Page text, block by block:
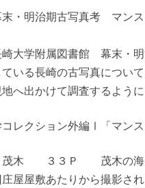
末・明治期古写真考 マン
崎大学附属図書館 幕末・
いる長崎の古写真につい
へ出かけて調査するように
レクション外編Ⅰ「マンス
木 ３３Ｐ 茂木の海
屋屋敷あたりから撮影さ